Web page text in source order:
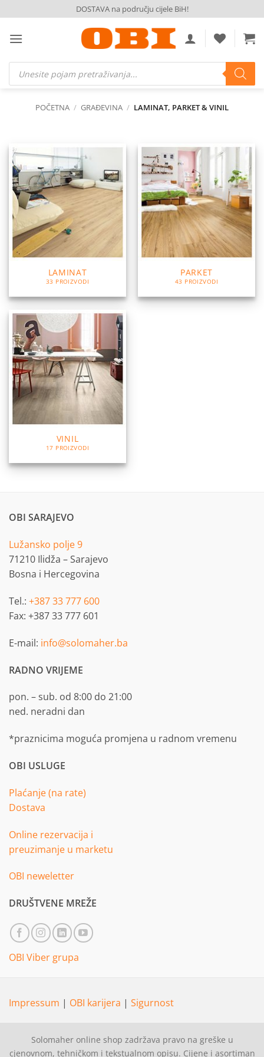
to
content
DOSTAVA na području cijele BiH!
Products
search
POČETNA / GRAĐEVINA / LAMINAT, PARKET & VINIL
LAMINAT
33 PROIZVODI
PARKET
43 PROIZVODI
VINIL
17 PROIZVODI
OBI SARAJEVO
Lužansko polje 9
71210 Ilidža – Sarajevo
Bosna i Hercegovina
Tel.: +387 33 777 600
Fax: +387 33 777 601
E-mail: info@solomaher.ba
RADNO VRIJEME
pon. – sub. od 8:00 do 21:00
ned. neradni dan
*praznicima moguća promjena u radnom vremenu
OBI USLUGE
Plaćanje (na rate)
Dostava
Online rezervacija i
preuzimanje u marketu
OBI neweletter
DRUŠTVENE MREŽE
OBI Viber grupa
Impressum | OBI karijera | Sigurnost
Solomaher online shop zadržava pravo na greške u
cjenovnom, tehničkom i tekstualnom opisu. Cijene i asortiman